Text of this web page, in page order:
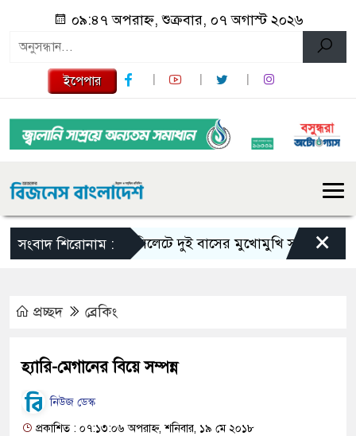
০৯:৪৭ অপরাহ্ন, শুক্রবার, ০৭ অগাস্ট ২০২৬
ইপেপার
সংবাদ শিরোনাম :সিলেটে দুই বাসের মুখোমুখি সংঘর্ষে নিহত
×
প্রচ্ছদ ব্রেকিং
হ্যারি-মেগানের বিয়ে সম্পন্ন
নিউজ ডেস্ক
প্রকাশিত : ০৭:১৩:০৬ অপরাহ্ন, শনিবার, ১৯ মে ২০১৮